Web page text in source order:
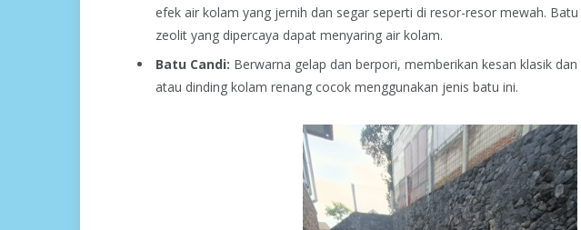
efek air kolam yang jernih dan segar seperti di resor-resor mewah.
zeolit yang dipercaya dapat menyaring air kolam.
Batu Candi: Berwarna gelap dan berpori, memberikan kesan klasik
atau dinding kolam renang cocok menggunakan jenis batu ini.